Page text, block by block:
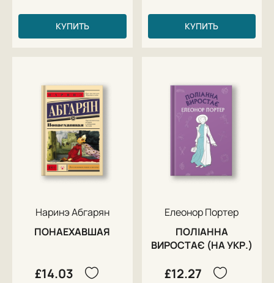
КУПИТЬ КУПИТЬ
Наринэ Абгарян
ПОНАЕХАВШАЯ
£14.03
Елеонор Портер
ПОЛІАННА
ВИРОСТАЄ (НА УКР.)
£12.27